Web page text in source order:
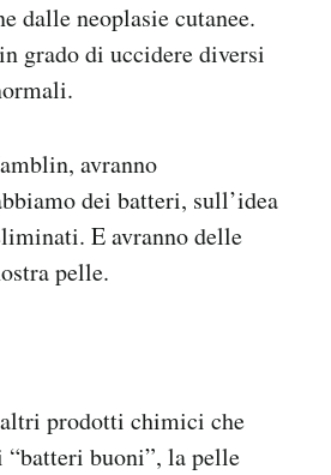
dalle neoplasie cutanee.
grado di uccidere diversi
avranno
dei batteri, sull’idea
E avranno delle
pelle.
altri prodotti chimici che
buoni”, la pelle